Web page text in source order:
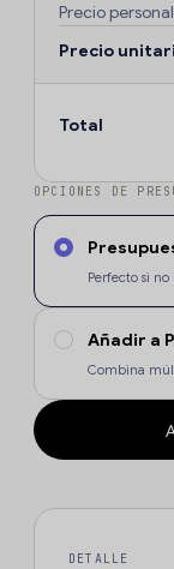
Precio
Precio
Total
OPCIONES DE
Perfecto si
Añadir a
Combina
DETALLE